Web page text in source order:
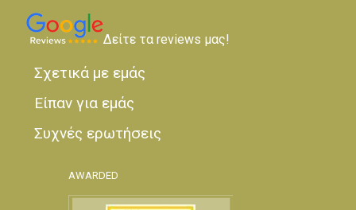
Δείτε τα reviews μας!
Σχετικά με εμάς
Είπαν για εμάς
Συχνές ερωτήσεις
AWARDED